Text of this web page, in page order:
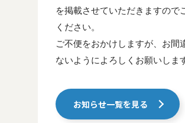
を掲載させていただきますので
ください。
ご不便をおかけしますが、お間
ないようによろしくお願いしま
お知らせ一覧を見る